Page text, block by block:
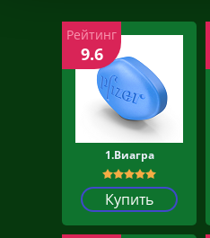
1.Виагра
Купить
Рейтинг
9.6